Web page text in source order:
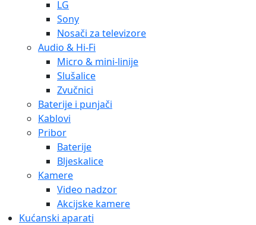
LG
Sony
Nosači za televizore
Audio & Hi-Fi
Micro & mini-linije
Slušalice
Zvučnici
Baterije i punjači
Kablovi
Pribor
Baterije
Bljeskalice
Kamere
Video nadzor
Akcijske kamere
Kućanski aparati